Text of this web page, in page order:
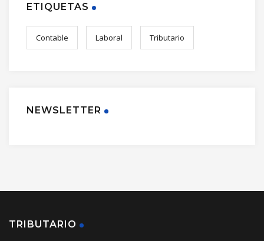
ETIQUETAS
Contable Laboral Tributario
NEWSLETTER
TRIBUTARIO